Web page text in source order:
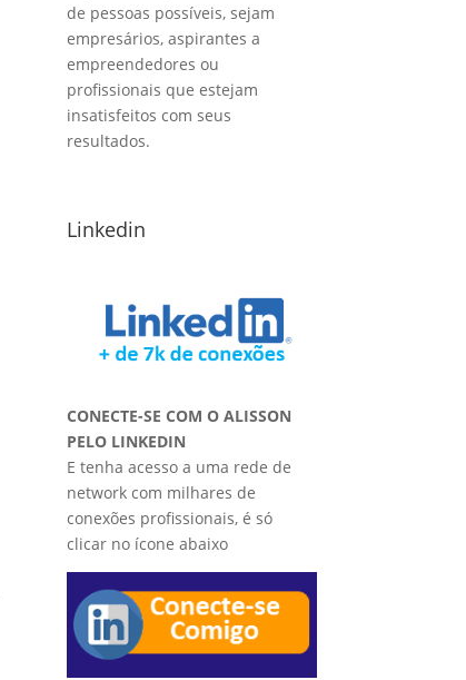
de pessoas possíveis, sejam
empresários, aspirantes a
empreendedores ou
profissionais que estejam
insatisfeitos com seus
resultados.
Linkedin
CONECTE-SE COM O ALISSON
PELO LINKEDIN
E tenha acesso a uma rede de
network com milhares de
conexões profissionais, é só
clicar no ícone abaixo